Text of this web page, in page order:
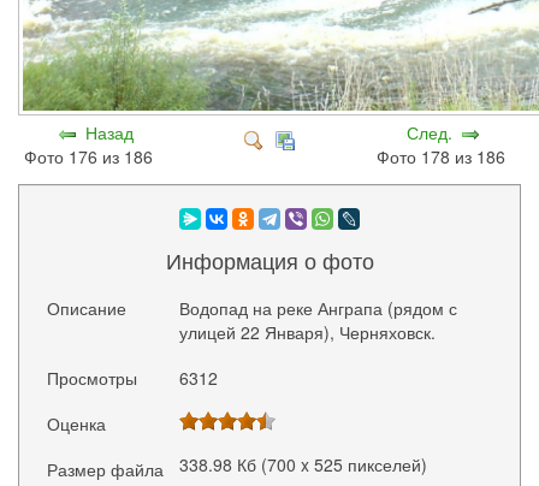
Назад
Фото 176 из 186
След.
Фото 178 из 186
Информация о фото
Описание
Водопад на реке Анграпа (рядом с
улицей 22 Января), Черняховск.
Просмотры
6312
Оценка
Размер файла
338.98 Кб (700 x 525 пикселей)